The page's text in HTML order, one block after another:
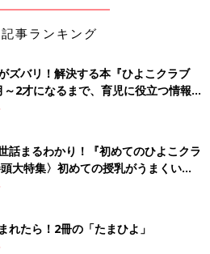
になると１日2回の昼寝から、1日１
も。けれど、実は
は、睡眠時間がたりません。
などの原因の１つに、日中の睡眠
ているかまだ２回必要なのかを判断
かった場合の対策を具体的に紹介し
るかどうか、どう判断する？
、早くて1歳2カ月、一般的には1歳
ります。
差があります。私の子どもたちの場
事ランキング
ズバリ！解決する本『ひよこクラブ
2才になるまで、育児に役立つ情報が
話まるわかり！『初めてのひよこクラ
大特集〉初めての授乳がうまくい
ミルクの基本と夏のトラブル 解決テ
れたら！2冊の「たまひよ」